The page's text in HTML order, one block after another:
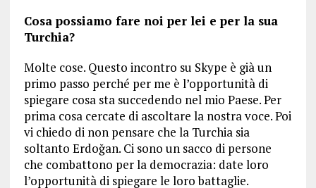
Cosa possiamo fare noi per lei e per la sua
Turchia?
Molte cose. Questo incontro su Skype è già un
primo passo perché per me è l’opportunità di
spiegare cosa sta succedendo nel mio Paese. Per
prima cosa cercate di ascoltare la nostra voce. Poi
vi chiedo di non pensare che la Turchia sia
soltanto Erdoğan. Ci sono un sacco di persone
che combattono per la democrazia: date loro
l’opportunità di spiegare le loro battaglie.